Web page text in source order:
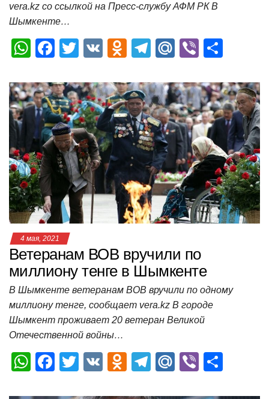
vera.kz со ссылкой на Пресс-службу АФМ РК В
Шымкенте…
W
at
s
A
p
p
F
c
e
b
o
o
T
tt
er
V
O
n
o
kl
a
ss
ni
ki
T
e
gr
a
m
M
.R
u
Vi
er п
р
а
в
и
т
ь
4 мая, 2021
Ветеранам ВОВ вручили по
миллиону тенге в Шымкенте
В Шымкенте ветеранам ВОВ вручили по одному
миллиону тенге, сообщает vera.kz В городе
Шымкент проживает 20 ветеран Великой
Отечественной войны…
W
F
T
V
O
T
M
Vi